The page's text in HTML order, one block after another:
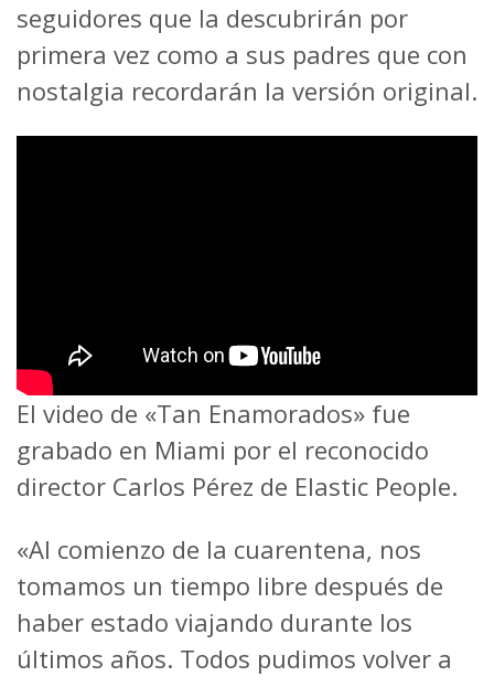
seguidores que la descubrirán por
primera vez como a sus padres que con
nostalgia recordarán la versión original.
El video de «Tan Enamorados» fue
grabado en Miami por el reconocido
director Carlos Pérez de Elastic People.
«Al comienzo de la cuarentena, nos
tomamos un tiempo libre después de
haber estado viajando durante los
últimos años. Todos pudimos volver a